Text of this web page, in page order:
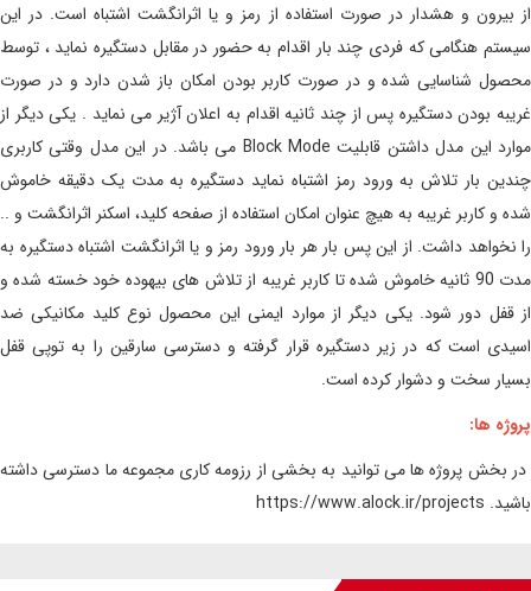
از بیرون و هشدار در صورت استفاده از رمز و یا اثرانگشت اشتباه است. در این
سیستم هنگامی که فردی چند بار اقدام به حضور در مقابل دستگیره نماید ، توسط
محصول شناسایی شده و در صورت کاربر بودن امکان باز شدن دارد و در صورت
غریبه بودن دستگیره پس از چند ثانیه اقدام به اعلان آژیر می نماید . یکی دیگر از
موارد این مدل داشتن قابلیت Block Mode می باشد. در این مدل وقتی کاربری
چندین بار تلاش به ورود رمز اشتباه نماید دستگیره به مدت یک دقیقه خاموش
شده و کاربر غریبه به هیچ عنوان امکان استفاده از صفحه کلید، اسکنر اثرانگشت و ..
را نخواهد داشت. از این پس بار هر بار ورود رمز و یا اثرانگشت اشتباه دستگیره به
مدت 90 ثانیه خاموش شده تا کاربر غریبه از تلاش های بیهوده خود خسته شده و
از قفل دور شود. یکی دیگر از موارد ایمنی این محصول نوع کلید مکانیکی ضد
اسیدی است که در زیر دستگیره قرار گرفته و دسترسی سارقین را به توپی قفل
بسیار سخت و دشوار کرده است.
پروژه ها:
در بخش پروژه ها می توانید به بخشی از رزومه کاری مجموعه ما دسترسی داشته
باشید. https://www.alock.ir/projects